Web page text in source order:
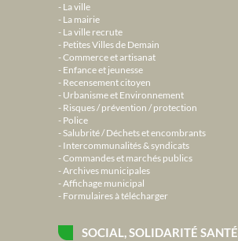
La ville
La mairie
La ville recrute
Petites Villes de Demain
Commerce et artisanat
Enfance et jeunesse
Recensement citoyen
Urbanisme et Environnement
Risques / prévention / protection
Police
Salubrité / Déchets et encombrants
Intercommunalités & syndicats
Commandes et marchés publics
Archives municipales
Affichage municipal
Formulaires à télécharger
SOCIAL, SOLIDARITÉ SANTÉ